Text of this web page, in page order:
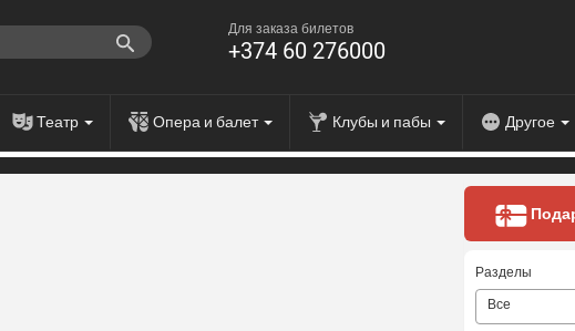
Для заказа билетов
+374 60 276000
Театр Опера и балет Клубы и пабы Другое
Разделы
Все